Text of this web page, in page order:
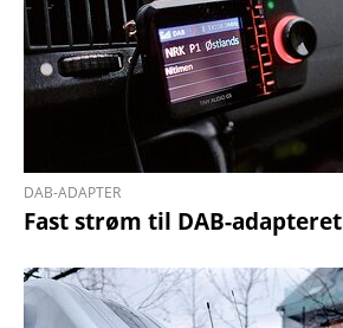
DAB-ADAPTER
Fast strøm til DAB-adapteret